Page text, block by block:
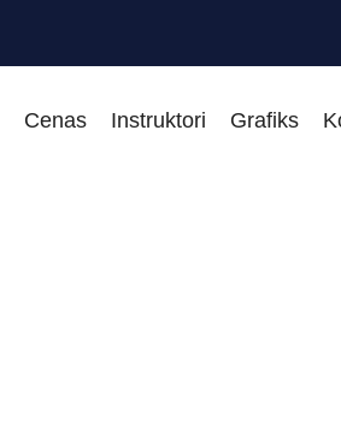
Cenas Instruktori Grafiks